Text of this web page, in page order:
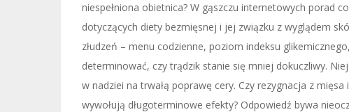
niespełniona obietnica? W gąszczu internetowych porad
dotyczących diety bezmięsnej i jej związku z wyglądem
złudzeń – menu codzienne, poziom indeksu
determinować, czy trądzik stanie się mniej dokuczliwy.
w nadziei na trwałą poprawę cery. Czy rezygnacja z
wywołują długoterminowe efekty? Odpowiedź bywa